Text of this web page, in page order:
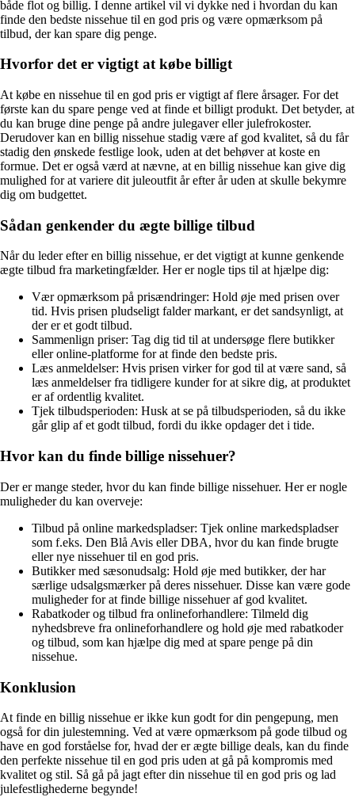
både flot og billig. I denne artikel vil vi dykke ned i hvordan du kan
finde den bedste nissehue til en god pris og være opmærksom på
tilbud, der kan spare dig penge.
Hvorfor det er vigtigt at købe billigt
At købe en nissehue til en god pris er vigtigt af flere årsager. For det
første kan du spare penge ved at finde et billigt produkt. Det betyder, at
du kan bruge dine penge på andre julegaver eller julefrokoster.
Derudover kan en billig nissehue stadig være af god kvalitet, så du får
stadig den ønskede festlige look, uden at det behøver at koste en
formue. Det er også værd at nævne, at en billig nissehue kan give dig
mulighed for at variere dit juleoutfit år efter år uden at skulle bekymre
dig om budgettet.
Sådan genkender du ægte billige tilbud
Når du leder efter en billig nissehue, er det vigtigt at kunne genkende
ægte tilbud fra marketingfælder. Her er nogle tips til at hjælpe dig:
Vær opmærksom på prisændringer: Hold øje med prisen over
tid. Hvis prisen pludseligt falder markant, er det sandsynligt, at
der er et godt tilbud.
Sammenlign priser: Tag dig tid til at undersøge flere butikker
eller online-platforme for at finde den bedste pris.
Læs anmeldelser: Hvis prisen virker for god til at være sand, så
læs anmeldelser fra tidligere kunder for at sikre dig, at produktet
er af ordentlig kvalitet.
Tjek tilbudsperioden: Husk at se på tilbudsperioden, så du ikke
går glip af et godt tilbud, fordi du ikke opdager det i tide.
Hvor kan du finde billige nissehuer?
Der er mange steder, hvor du kan finde billige nissehuer. Her er nogle
muligheder du kan overveje:
Tilbud på online markedspladser: Tjek online markedspladser
som f.eks. Den Blå Avis eller DBA, hvor du kan finde brugte
eller nye nissehuer til en god pris.
Butikker med sæsonudsalg: Hold øje med butikker, der har
særlige udsalgsmærker på deres nissehuer. Disse kan være gode
muligheder for at finde billige nissehuer af god kvalitet.
Rabatkoder og tilbud fra onlineforhandlere: Tilmeld dig
nyhedsbreve fra onlineforhandlere og hold øje med rabatkoder
og tilbud, som kan hjælpe dig med at spare penge på din
nissehue.
Konklusion
At finde en billig nissehue er ikke kun godt for din pengepung, men
også for din julestemning. Ved at være opmærksom på gode tilbud og
have en god forståelse for, hvad der er ægte billige deals, kan du finde
den perfekte nissehue til en god pris uden at gå på kompromis med
kvalitet og stil. Så gå på jagt efter din nissehue til en god pris og lad
julefestlighederne begynde!